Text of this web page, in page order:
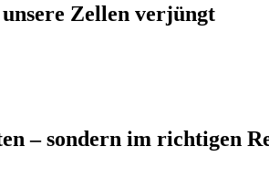
Zellen verjüngt
– sondern im richtigen